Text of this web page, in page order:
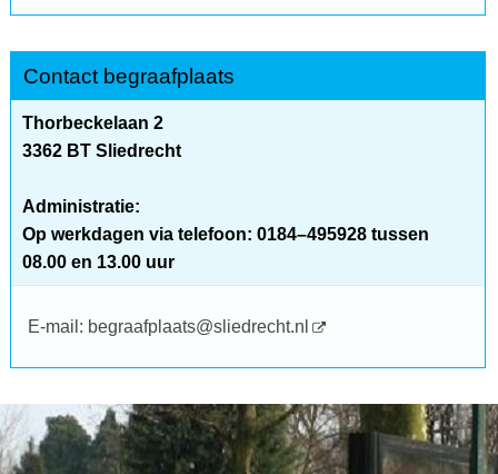
Contact begraafplaats
Thorbeckelaan 2
3362 BT Sliedrecht
Administratie:
Op werkdagen via telefoon: 0184–495928 tussen
08.00 en 13.00 uur
E-mail: begraafplaats@sliedrecht.nl